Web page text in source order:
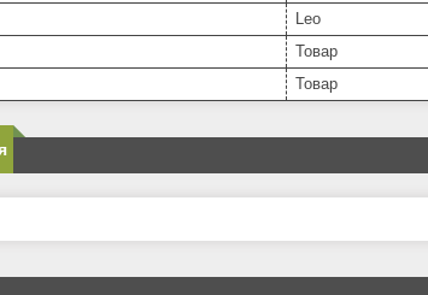
Leo
Товар
Товар